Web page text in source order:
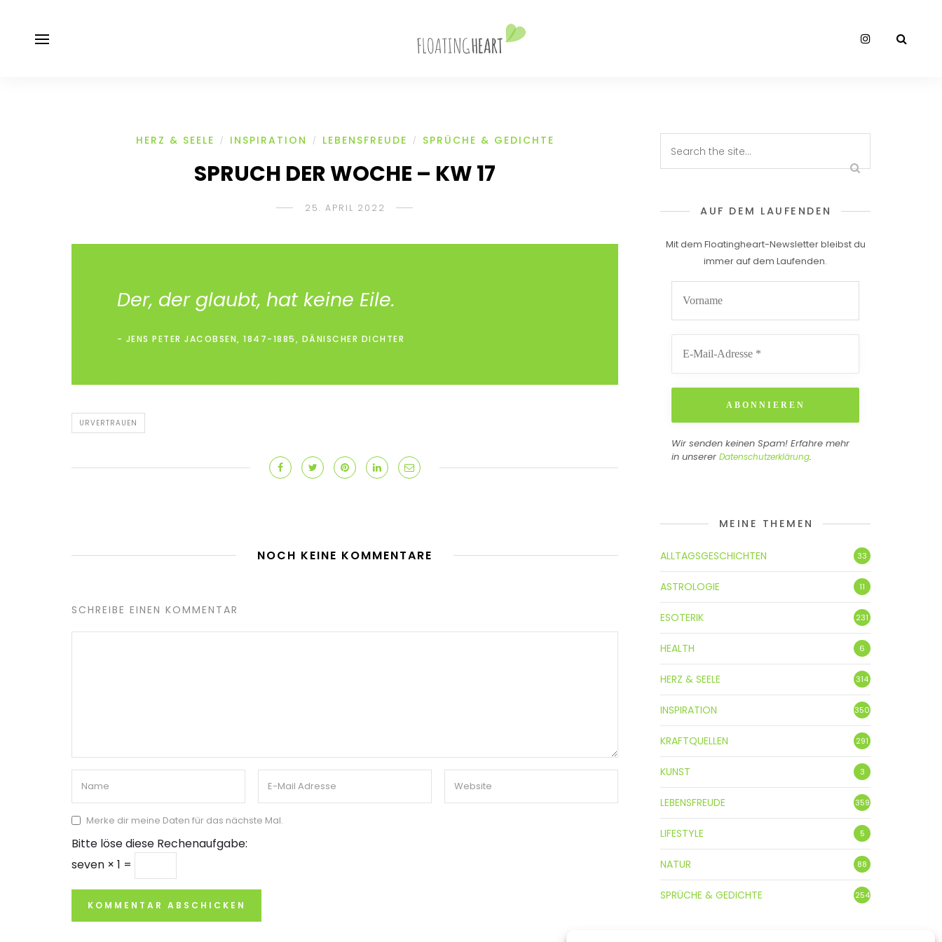
HERZ & SEELE / INSPIRATION / LEBENSFREUDE / SPRÜCHE & GEDICHTE
SPRUCH DER WOCHE – KW 17
25. APRIL 2022
Der, der glaubt, hat keine Eile.
JENS PETER JACOBSEN, 1847-1885, DÄNISCHER DICHTER
URVERTRAUEN
NOCH KEINE KOMMENTARE
SCHREIBE EINEN KOMMENTAR
Merke dir meine Daten für das nächste Mal.
Bitte löse diese Rechenaufgabe:
seven × 1 =
AUF DEM LAUFENDEN
Mit dem Floatingheart-Newsletter bleibst du
immer auf dem Laufenden.
Wir senden keinen Spam! Erfahre mehr
in unserer Datenschutzerklärung.
MEINE THEMEN
ALLTAGSGESCHICHTEN 33
ASTROLOGIE 11
ESOTERIK 231
HEALTH 6
HERZ & SEELE 314
INSPIRATION 350
KRAFTQUELLEN 291
KUNST 3
LEBENSFREUDE 359
LIFESTYLE 5
NATUR 88
SPRÜCHE & GEDICHTE 254